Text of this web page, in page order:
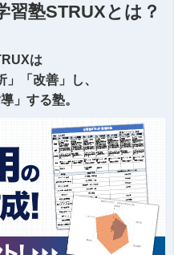
習塾STRUXとは？
は
「改善」し、
」する塾。